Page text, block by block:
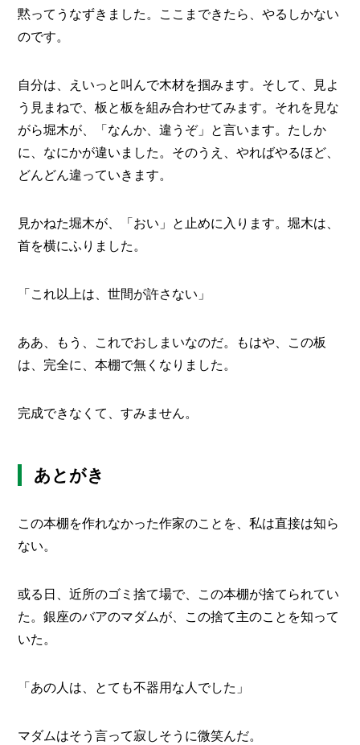
黙ってうなずきました。ここまできたら、やるしかない
のです。
自分は、えいっと叫んで木材を掴みます。そして、見よ
う見まねで、板と板を組み合わせてみます。それを見な
がら堀木が、「なんか、違うぞ」と言います。たしか
に、なにかが違いました。そのうえ、やればやるほど、
どんどん違っていきます。
見かねた堀木が、「おい」と止めに入ります。堀木は、
首を横にふりました。
「これ以上は、世間が許さない」
ああ、もう、これでおしまいなのだ。もはや、この板
は、完全に、本棚で無くなりました。
完成できなくて、すみません。
あとがき
この本棚を作れなかった作家のことを、私は直接は知ら
ない。
或る日、近所のゴミ捨て場で、この本棚が捨てられてい
た。銀座のバアのマダムが、この捨て主のことを知って
いた。
「あの人は、とても不器用な人でした」
マダムはそう言って寂しそうに微笑んだ。